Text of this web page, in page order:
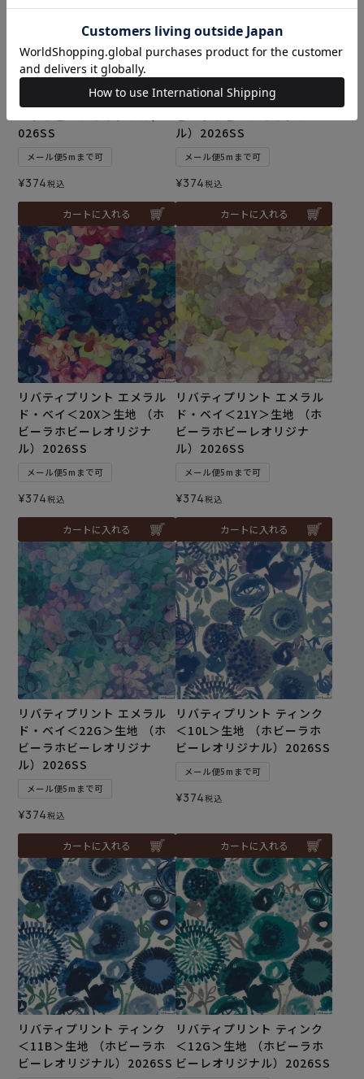
リバティプリント サン・デ
イジー＜08B＞生地 （ホビ
026SS
メール便5mまで可
¥374税込
カートに入れる
リバティプリント エメラル
ド・ベイ＜23N＞生地 （ホ
ル）2026SS
メール便5mまで可
¥374税込
カートに入れる
リバティプリント エメラル
ド・ベイ＜20X＞生地 （ホ
ビーラホビーレオリジナ
ル）2026SS
メール便5mまで可
¥374税込
カートに入れる
リバティプリント エメラル
ド・ベイ＜21Y＞生地 （ホ
ビーラホビーレオリジナ
ル）2026SS
メール便5mまで可
¥374税込
カートに入れる
リバティプリント エメラル
ド・ベイ＜22G＞生地 （ホ
ビーラホビーレオリジナ
ル）2026SS
メール便5mまで可
¥374税込
カートに入れる
リバティプリント ティンク
＜10L＞生地 （ホビーラホ
ビーレオリジナル）2026SS
メール便5mまで可
¥374税込
カートに入れる
リバティプリント ティンク
＜11B＞生地 （ホビーラホ
ビーレオリジナル）2026SS
リバティプリント ティンク
＜12G＞生地 （ホビーラホ
ビーレオリジナル）2026SS